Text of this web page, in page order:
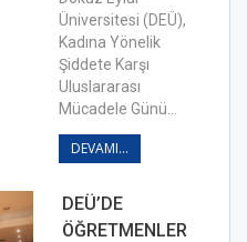
Üniversitesi (DEÜ),
Kadına Yönelik
Şiddete Karşı
Uluslararası
Mücadele Günü…
DEVAMI...
DEÜ’DE
ÖĞRETMENLER